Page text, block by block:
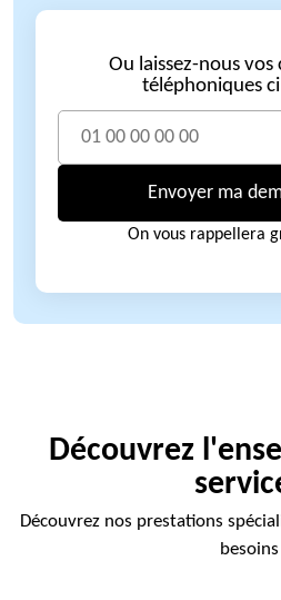
Ou laissez-nous
téléphoniques
Envoyer ma
On vous rappellera
Découvrez
Découvrez nos prestations
besoins